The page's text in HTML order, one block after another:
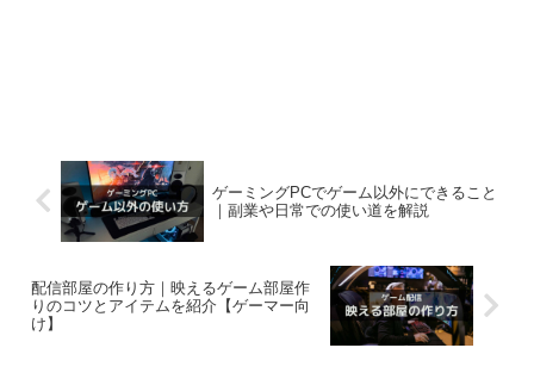
ゲーミングPCでゲーム以外にできること
｜副業や日常での使い道を解説
配信部屋の作り方｜映えるゲーム部屋作
りのコツとアイテムを紹介【ゲーマー向
け】